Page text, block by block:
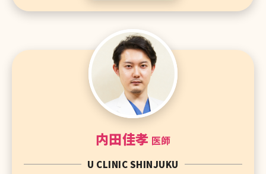
内田佳孝 医師
U CLINIC SHINJUKU